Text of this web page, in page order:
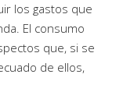
los gastos que
El consumo
que, si se
de ellos,